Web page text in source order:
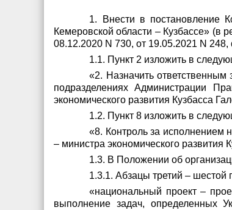
1. Внести в постановление
Кемеровской области – Кузбассе» (в
08.12.2020 N 730, от 19.05.2021 N
1.1. Пункт 2 изложить в
«2. Назначить ответственным
подразделениях Администрации
экономического развития Кузбасса
1.2. Пункт 8 изложить в
«8. Контроль за исполнением
– министра экономического развития
1.3. В Положении об
1.3.1. Абзацы третий – шестой
«национальный проект –
выполнение задач, определенных